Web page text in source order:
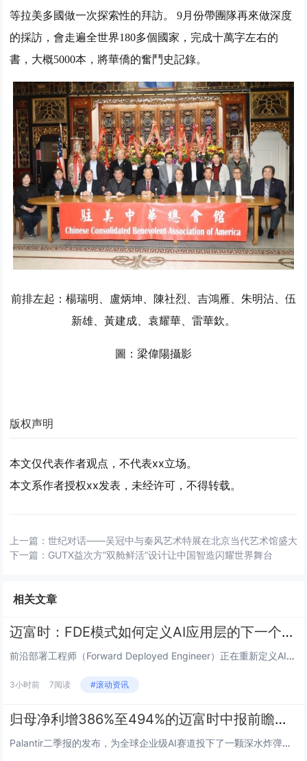
等拉美多國做一次探索性的拜訪。 9月份帶團隊再來做深度
的採訪，會走遍全世界180多個國家，完成十萬字左右的
書，大概5000本，將華僑的奮鬥史記錄。
前排左起：楊瑞明、盧炳坤、陳社烈、吉鴻雁、朱明沾、伍
新雄、黃建成、袁耀華、雷華欽。
圖：梁偉陽攝影
版权声明
本文仅代表作者观点，不代表xx立场。
本文系作者授权xx发表，未经许可，不得转载。
上一篇：世纪对话——吴冠中与秦风艺术特展在北京当代艺术馆盛大
下一篇： GUTX益次方“双舱鲜活”设计让中国智造闪耀世界舞台
相关文章
迈富时：FDE模式如何定义AI应用层的下一个价值锚点
前沿部署工程师（Forward Deployed Engineer）正在重新定义AI时代的价值分配规则。从Palanti...
3小时前 7阅读 #滚动资讯
归母净利增386%至494%的迈富时中报前瞻：Palantir的FDE叙事能否在不同场景复刻？
Palantir二季报的发布，为全球企业级AI赛道投下了一颗深水炸弹。收入增长93%、美国商业业务增速149%、股价单日...